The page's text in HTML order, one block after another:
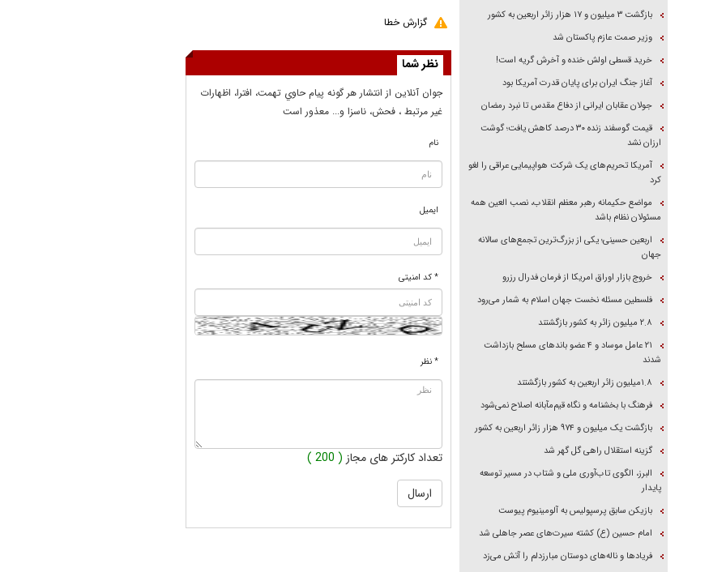
گزارش خطا
نظر شما
جوان آنلاين از انتشار هر گونه پيام حاوي تهمت، افترا، اظهارات
غير مرتبط ، فحش، ناسزا و... معذور است
نام
ایمیل
* کد امنیتی
* نظر
تعداد کارکتر های مجاز ( 200 )
بازگشت ۳ میلیون و ۱۷ هزار زائر اربعین به کشور
وزیر صمت عازم پاکستان شد
خرید قسطی اولش خنده و آخرش گریه است!
آغاز جنگ ایران برای پایان قدرت آمریکا بود
جولان عقابان ایرانی از دفاع مقدس تا نبرد رمضان
قیمت گوسفند زنده ۳۰ درصد کاهش یافت؛ گوشت
ارزان نشد
آمریکا تحریم‌های یک شرکت هواپیمایی عراقی را لغو
کرد
مواضع حکیمانه رهبر معظم انقلاب، نصب العین همه
مسئولان نظام باشد
اربعین حسینی؛ یکی از بزرگ‌ترین تجمع‌های سالانه
جهان
خروج بازار اوراق امریکا از فرمان فدرال رزرو
فلسطین مسئله نخست جهان اسلام به شمار می‌رود
۲.۸ میلیون زائر به کشور بازگشتند
۲۱ عامل موساد و ۴ عضو باند‌های مسلح بازداشت
شدند
۱.۸میلیون زائر اربعین به کشور بازگشتند
فرهنگ با بخشنامه و نگاه قیم‌مآبانه اصلاح نمی‌شود
بازگشت یک میلیون و ۹۷۴ هزار زائر اربعین به کشور
گزینه استقلال راهی گل گهر شد
البرز، الگوی تاب‌آوری ملی و شتاب در مسیر توسعه
پایدار
بازیکن سابق پرسپولیس به آلومینیوم پیوست
امام حسین (ع) کشته سیرت‌های عصر جاهلی شد
فریاد‌ها و ناله‌های دوستان مبارزدلم را آتش می‌زد